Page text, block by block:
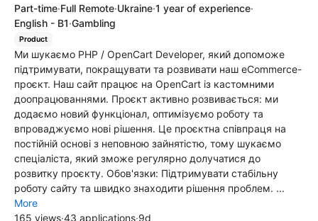
Part-time·Full Remote·Ukraine·1 year of experience·
English - B1·Gambling
Product
Ми шукаємо PHP / OpenCart Developer, який допоможе
підтримувати, покращувати та розвивати наш eCommerce-
проєкт. Наш сайт працює на OpenCart із кастомними
доопрацюваннями. Проєкт активно розвивається: ми
додаємо новий функціонал, оптимізуємо роботу та
впроваджуємо нові рішення. Це проєктна співпраця на
постійній основі з неповною зайнятістю, тому шукаємо
спеціаліста, який зможе регулярно долучатися до
розвитку проєкту. Обов'язки: Підтримувати стабільну
роботу сайту та швидко знаходити рішення проблем. ...
More
165 views·43 applications·9d